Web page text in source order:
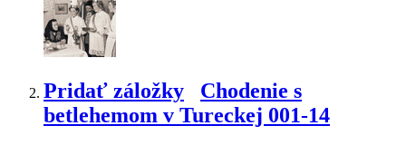
Pridať záložky
Chodenie s
betlehemom v Tureckej 001-14